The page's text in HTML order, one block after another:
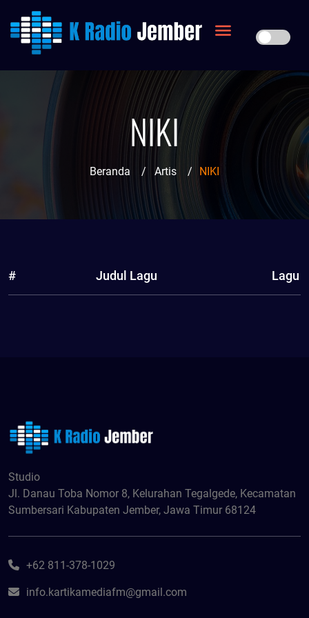
NIKI
Beranda / Artis / NIKI
# Judul Lagu Lagu
Studio
Jl. Danau Toba Nomor 8, Kelurahan Tegalgede, Kecamatan
Sumbersari Kabupaten Jember, Jawa Timur 68124
+62 811-378-1029
info.kartikamediafm@gmail.com